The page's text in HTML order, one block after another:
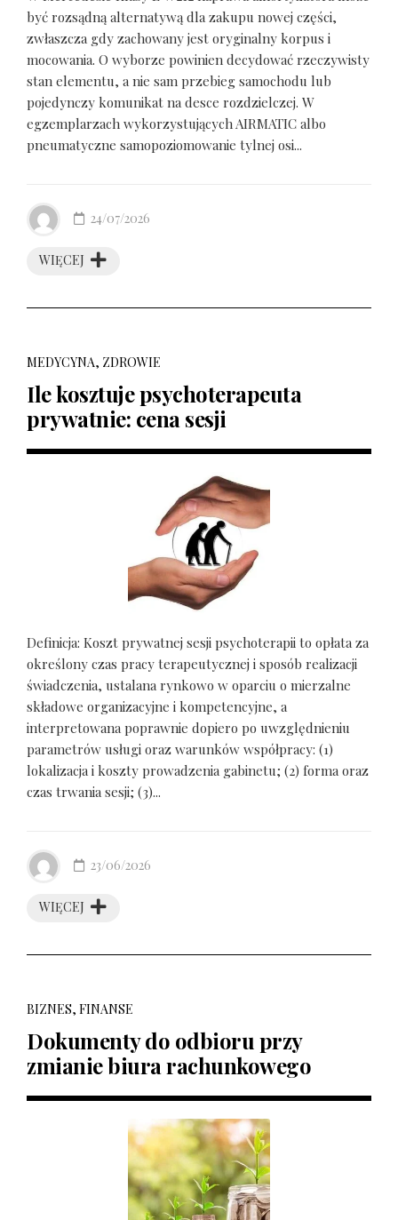
być rozsądną alternatywą dla zakupu nowej części,
zwłaszcza gdy zachowany jest oryginalny korpus i
mocowania. O wyborze powinien decydować rzeczywisty
stan elementu, a nie sam przebieg samochodu lub
pojedynczy komunikat na desce rozdzielczej. W
egzemplarzach wykorzystujących AIRMATIC albo
pneumatyczne samopoziomowanie tylnej osi...
WIĘCEJ
24/07/2026
MEDYCYNA, ZDROWIE
Ile kosztuje psychoterapeuta
prywatnie: cena sesji
Definicja: Koszt prywatnej sesji psychoterapii to opłata za
określony czas pracy terapeutycznej i sposób realizacji
świadczenia, ustalana rynkowo w oparciu o mierzalne
składowe organizacyjne i kompetencyjne, a
interpretowana poprawnie dopiero po uwzględnieniu
parametrów usługi oraz warunków współpracy: (1)
lokalizacja i koszty prowadzenia gabinetu; (2) forma oraz
czas trwania sesji; (3)...
WIĘCEJ
23/06/2026
BIZNES, FINANSE
Dokumenty do odbioru przy
zmianie biura rachunkowego